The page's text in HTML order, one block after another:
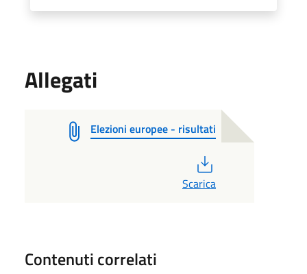
Allegati
Elezioni europee - risultati
Scarica
Contenuti correlati